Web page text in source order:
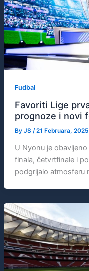
Fudbal
Favoriti Lige
prognoze i novi
By JS /21 Februara, 2025
U Nyonu je
finala, četvrtfinale i
podgrijalo atmosferu